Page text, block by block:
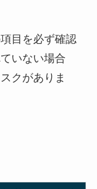
目を必ず確認
いない場合
クがありま